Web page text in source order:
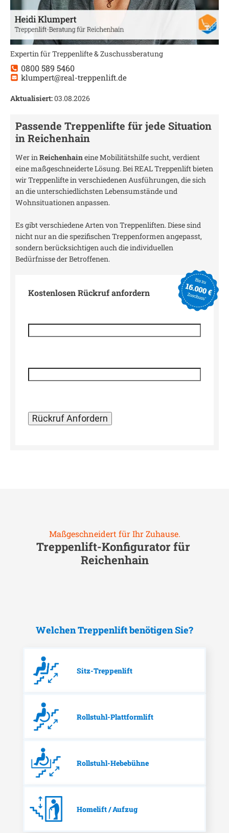
Expertin für Treppenlifte & Zuschussberatung
0800 589 5460
klumpert@real-treppenlift.de
Aktualisiert:03.08.2026
Passende Treppenlifte für jede Situation
inReichenhain
Wer inReichenhaineine Mobilitätshilfe sucht, verdient
eine maßgeschneiderte Lösung. Bei REAL Treppenlift bieten
wir Treppenlifte in verschiedenen Ausführungen, die sich
an die unterschiedlichsten Lebensumstände und
Wohnsituationen anpassen.
Es gibt verschiedene Arten von Treppenliften. Diese sind
nicht nur an die spezifischen Treppenformen angepasst,
sondern berücksichtigen auch die individuellen
Bedürfnisse der Betroffenen.
Kostenlosen Rückruf anfordern
Maßgeschneidert für Ihr Zuhause.
Treppenlift-Konfigurator für
Reichenhain
Welchen Treppenlift benötigen Sie?
Sitz-Treppenlift
Rollstuhl-Plattformlift
Rollstuhl-Hebebühne
Homelift / Aufzug